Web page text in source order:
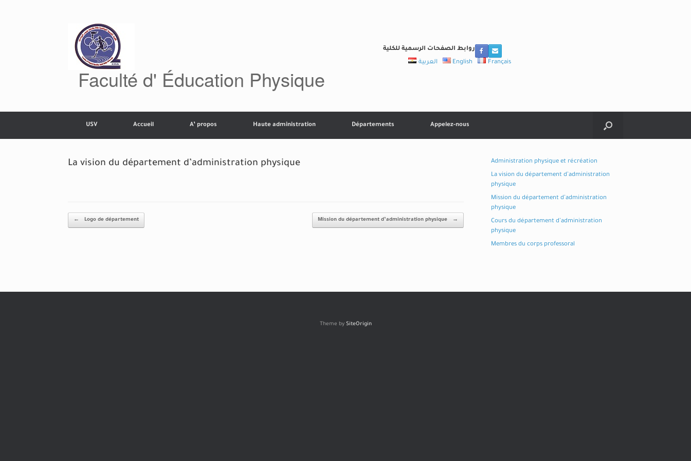
Faculté d' Éducation Physique
روابط الصفحات الرسمية للكلية
العربية
English Français
USV Accueil A’ propos Haute administration Départements Appelez-nous
La vision du département d’administration physique
Post navigation
← Logo de département Mission du département d’administration physique →
Administration physique et récréation
La vision du département d’administration
physique
Mission du département d’administration
physique
Cours du département d’administration
physique
Membres du corps professoral
Theme by SiteOrigin